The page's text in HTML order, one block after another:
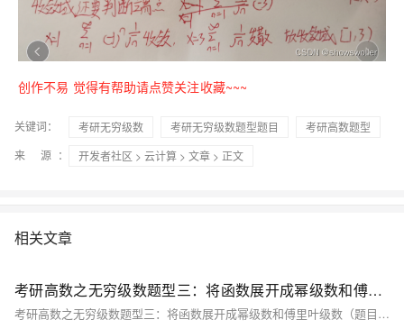
创作不易 觉得有帮助请点赞关注收藏~~~
关键词： 考研无穷级数 考研无穷级数题型题目
考研高数题型
来 源：
开发者社区 > 云计算 > 文章 > 正文
相关文章
考研高数之无穷级数题型三：将函数展开成幂级数和傅里叶级数（题目讲解）
考研高数之无穷级数题型三：将函数展开成幂级数和傅里叶级数（题目讲解）